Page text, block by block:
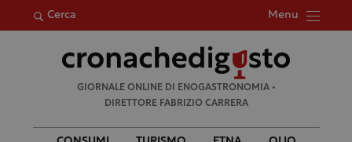
Cerca Menu
per:
GIORNALE ONLINE DI ENOGASTRONOMIA •
DIRETTORE FABRIZIO CARRERA